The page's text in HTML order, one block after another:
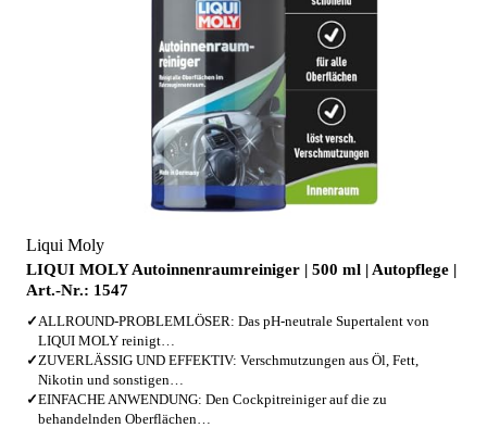
Liqui Moly
LIQUI MOLY Autoinnenraumreiniger | 500 ml | Autopflege |
Art.-Nr.: 1547
✓ALLROUND-PROBLEMLÖSER: Das pH-neutrale Supertalent von
LIQUI MOLY reinigt…
✓ZUVERLÄSSIG UND EFFEKTIV: Verschmutzungen aus Öl, Fett,
Nikotin und sonstigen…
✓EINFACHE ANWENDUNG: Den Cockpitreiniger auf die zu
behandelnden Oberflächen…